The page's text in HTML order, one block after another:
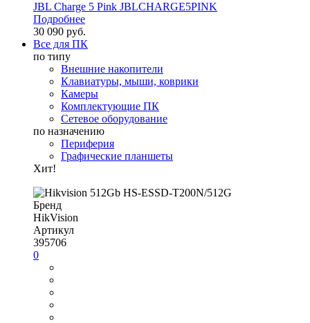
JBL Charge 5 Pink JBLCHARGE5PINK
Подробнее
30 090 руб.
Все для ПК
по типу
Внешние накопители
Клавиатуры, мыши, коврики
Камеры
Комплектующие ПК
Сетевое оборудование
по назначению
Периферия
Графические планшеты
Хит!
Бренд
HikVision
Артикул
395706
0